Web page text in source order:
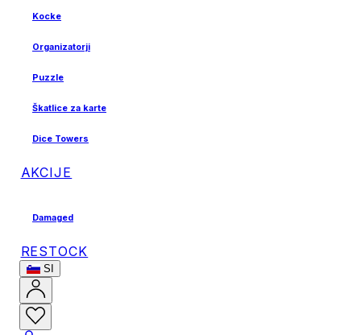
Kocke
Organizatorji
Puzzle
Škatlice za karte
Dice Towers
AKCIJE
Damaged
RESTOCK
SI